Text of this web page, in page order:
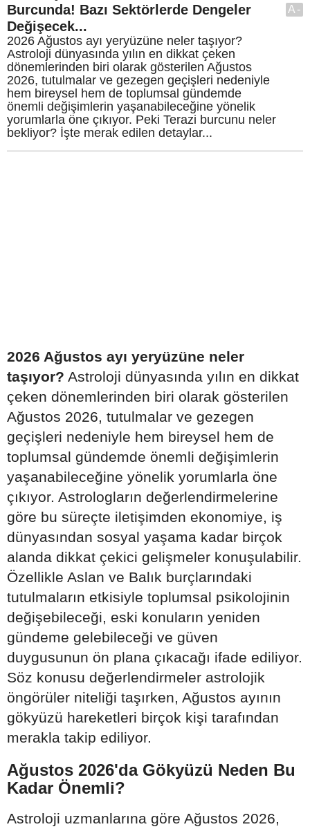
Burcunda! Bazı Sektörlerde Dengeler
Değişecek...
2026 Ağustos ayı yeryüzüne neler taşıyor?
Astroloji dünyasında yılın en dikkat çeken
dönemlerinden biri olarak gösterilen Ağustos
2026, tutulmalar ve gezegen geçişleri nedeniyle
hem bireysel hem de toplumsal gündemde
önemli değişimlerin yaşanabileceğine yönelik
yorumlarla öne çıkıyor. Peki Terazi burcunu neler
bekliyor? İşte merak edilen detaylar...
A-
2026 Ağustos ayı yeryüzüne neler
taşıyor? Astroloji dünyasında yılın en dikkat
çeken dönemlerinden biri olarak gösterilen
Ağustos 2026, tutulmalar ve gezegen
geçişleri nedeniyle hem bireysel hem de
toplumsal gündemde önemli değişimlerin
yaşanabileceğine yönelik yorumlarla öne
çıkıyor. Astrologların değerlendirmelerine
göre bu süreçte iletişimden ekonomiye, iş
dünyasından sosyal yaşama kadar birçok
alanda dikkat çekici gelişmeler konuşulabilir.
Özellikle Aslan ve Balık burçlarındaki
tutulmaların etkisiyle toplumsal psikolojinin
değişebileceği, eski konuların yeniden
gündeme gelebileceği ve güven
duygusunun ön plana çıkacağı ifade ediliyor.
Söz konusu değerlendirmeler astrolojik
öngörüler niteliği taşırken, Ağustos ayının
gökyüzü hareketleri birçok kişi tarafından
merakla takip ediliyor.
Ağustos 2026'da Gökyüzü Neden Bu
Kadar Önemli?
Astroloji uzmanlarına göre Ağustos 2026,